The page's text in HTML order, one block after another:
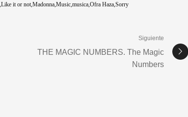
Like it or not Madonna Music musica Ofra Haza Sorry
Siguiente
THE MAGIC NUMBERS. The Magic
Numbers